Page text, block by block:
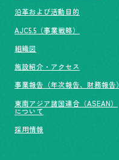
沿革および活動目的
AJC5.5（事業戦略）
組織図
施設紹介・アクセス
事業報告（年次報告、財務報告）
東南アジア諸国連合（ASEAN）
について
採用情報